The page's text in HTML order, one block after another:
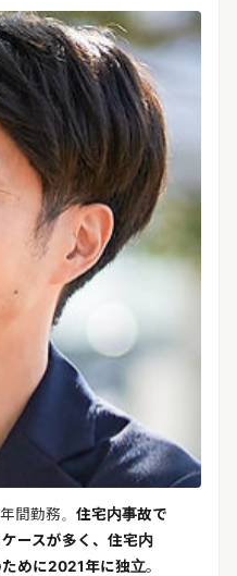
間勤務。 住宅内事故で
ースが多く、住宅内
めに2021年に独立。